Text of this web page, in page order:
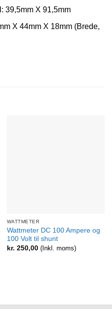
39,5mm X 91,5mm
X 44mm X 18mm (Brede,
WATTMETER
Wattmeter DC 100 Ampere og
100 Volt til shunt
kr. 250,00(Inkl. moms)